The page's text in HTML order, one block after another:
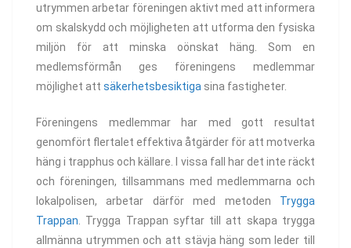
utrymmen arbetar föreningen aktivt med att informera
om skalskydd och möjligheten att utforma den fysiska
miljön för att minska oönskat häng. Som en
medlemsförmån ges föreningens medlemmar
möjlighet att säkerhetsbesiktiga sina fastigheter.
Föreningens medlemmar har med gott resultat
genomfört flertalet effektiva åtgärder för att motverka
häng i trapphus och källare. I vissa fall har det inte räckt
och föreningen, tillsammans med medlemmarna och
lokalpolisen, arbetar därför med metoden Trygga
Trappan. Trygga Trappan syftar till att skapa trygga
allmänna utrymmen och att stävja häng som leder till